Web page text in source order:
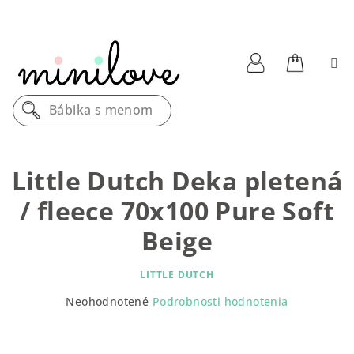
Bábika s menom
Little Dutch Deka pletená
/ fleece 70x100 Pure Soft
Beige
LITTLE DUTCH
Neohodnotené Podrobnosti hodnotenia